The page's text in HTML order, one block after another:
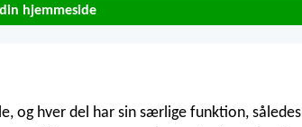
din hjemmeside
og hver del har sin særlige funktion, således